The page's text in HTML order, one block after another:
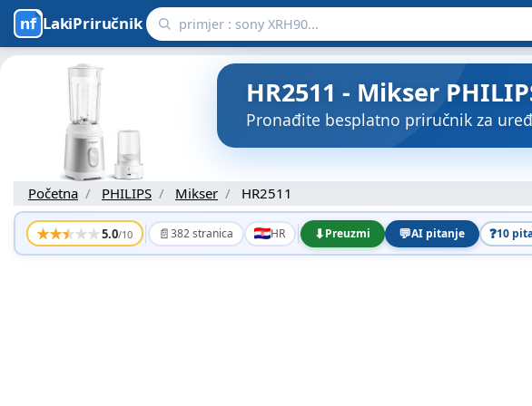
LakiPriručnik
HR2511 - Mikser
Pronađite besplatno priručnik za
Početna PHILIPS Mikser HR2511
★★★★★5.0/10 📄382 stranica HR ⬇Preuzmi 💬AI pitanje ❓10